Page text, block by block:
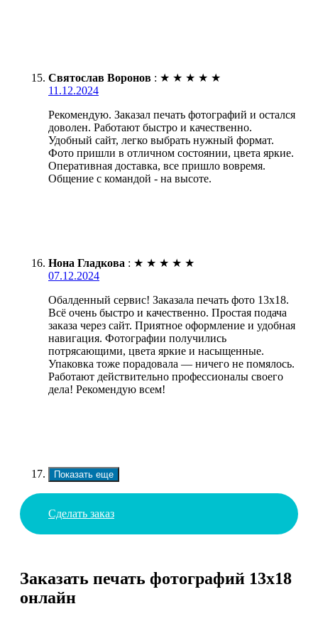
Святослав Воронов : ★ ★ ★ ★ ★
11.12.2024
Рекомендую. Заказал печать фотографий и остался
доволен. Работают быстро и качественно.
Удобный сайт, легко выбрать нужный формат.
Фото пришли в отличном состоянии, цвета яркие.
Оперативная доставка, все пришло вовремя.
Общение с командой - на высоте.
Нона Гладкова : ★ ★ ★ ★ ★
07.12.2024
Обалденный сервис! Заказала печать фото 13х18.
Всё очень быстро и качественно. Простая подача
заказа через сайт. Приятное оформление и удобная
навигация. Фотографии получились
потрясающими, цвета яркие и насыщенные.
Упаковка тоже порадовала — ничего не помялось.
Работают действительно профессионалы своего
дела! Рекомендую всем!
Показать еще
Сделать заказ
Заказать печать фотографий 13х18
онлайн